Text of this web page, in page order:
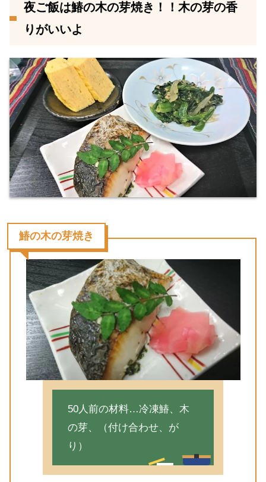
夜ご飯は鰆の木の芽焼き！！木の芽の香
りがいいよ
鰆の木の芽焼き
50人前の材料…冷凍鰆、木
の芽、（付け合わせ、が
り）